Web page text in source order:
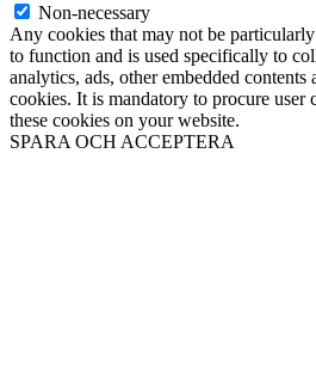
Non-necessary
Any cookies that may not be
to function and is used specifically to
analytics, ads, other embedded contents
cookies. It is mandatory to procure user
these cookies on your website.
SPARA OCH ACCEPTERA